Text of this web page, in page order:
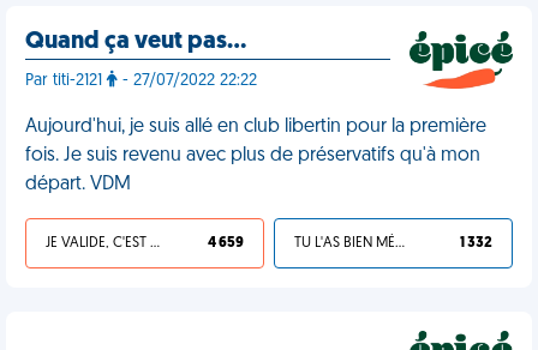
Quand ça veut pas…
Par titi-2121 - 27/07/2022 22:22
Aujourd'hui, je suis allé en club libertin pour la première
fois. Je suis revenu avec plus de préservatifs qu'à mon
départ. VDM
JE VALIDE, C'EST UNE VDM 4 659 TU L'AS BIEN MÉRITÉ 1 332